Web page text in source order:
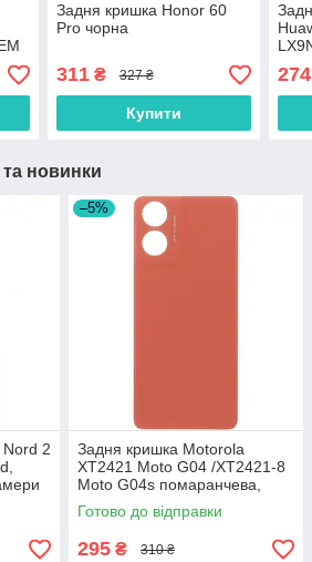
Задня кришка Honor 60
Pro чорна
311₴ 327 ₴
Купити
274
та новинки
2
–5%
Задня кришка Motorola
XT2421 Moto G04 /XT2421-8
Moto G04s помаранчева,
Sunrise Orange, оригінал
PRC
Готово до відправки
295 ₴ 310 ₴